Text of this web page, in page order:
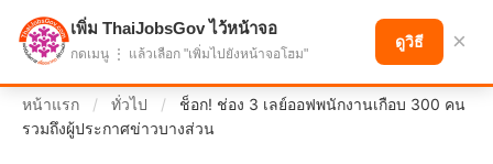
แบ่งปันโอกาส เพื่ออนาคตที่ก้าวหน้า
หน้าแรก / ทั่วไป /
ช็อก! ช่อง 3 เลย์ออฟพนักงานเกือบ 300 คน
รวมถึงผู้ประกาศข่าวบางส่วน
เพิ่ม ThaiJobsGov ไว้หน้าจอ
กดเมนู ⋮ แล้วเลือก "เพิ่มไปยังหน้าจอโฮม"
ดูวิธี ×